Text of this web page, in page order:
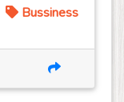
Bussiness